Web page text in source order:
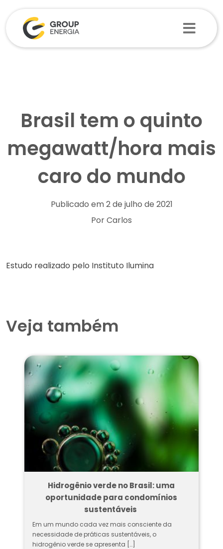
Brasil tem o quinto
megawatt/hora mais
caro do mundo
Publicado em 2 de julho de 2021
Por Carlos
Estudo realizado pelo Instituto Ilumina
Veja também
Hidrogênio verde no Brasil: uma
oportunidade para condomínios
sustentáveis
Em um mundo cada vez mais consciente da
necessidade de práticas sustentáveis, o
hidrogênio verde se apresenta […]